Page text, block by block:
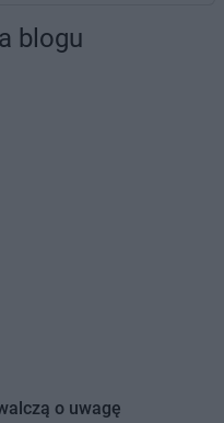
blogu
o uwagę